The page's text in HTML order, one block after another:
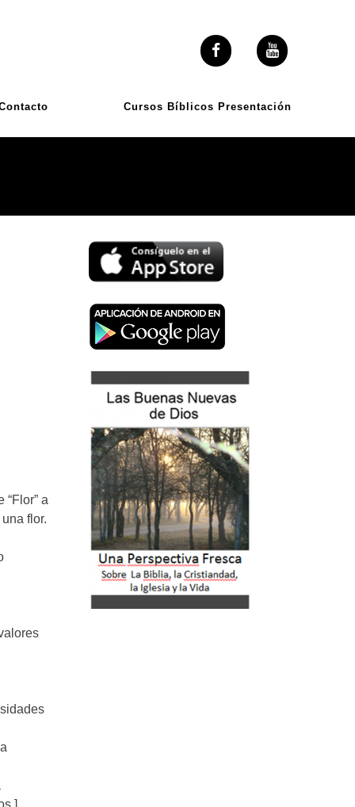
Cursos Bíblicos Presentación
a
flor.